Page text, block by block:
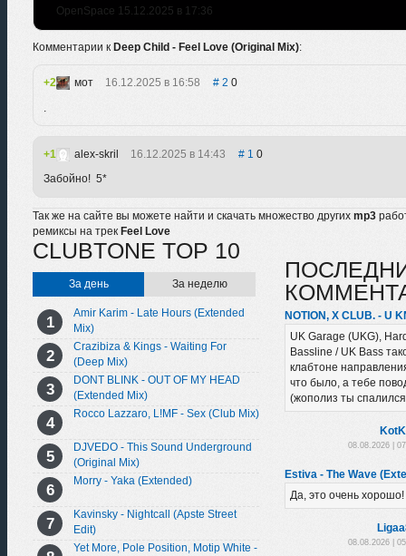
OpenSpace 15.12.2025 в 17:36
Комментарии к Deep Child - Feel Love (Original Mix):
2 мот 16.12.2025 в 16:58 2 0
1 alex-skril 16.12.2025 в 14:43 1 0
Забойно! 5*
Так же на сайте вы можете найти и скачать множество других mp3
ремиксы на трек Feel Love
CLUBTONE TOP 10
За день За неделю
Amir Karim - Late Hours (Extended
Mix)
Crazibiza & Kings - Waiting For
(Deep Mix)
DONT BLINK - OUT OF MY HEAD
(Extended Mix)
Rocco Lazzaro, L!MF - Sex (Club Mix)
DJVEDO - This Sound Underground
(Original Mix)
Morry - Yaka (Extended)
Kavinsky - Nightcall (Apste Street
Edit)
Yet More, Pole Position, Motip White -
NOTION, X CLUB. - U
UK Garage (UKG),
Bassline / UK Bass
клабтоне
что было, а тебе
(жополиз ты
08.08.2026 |
Estiva - The Wave
Да, это очень хорошо!
08.08.2026 |